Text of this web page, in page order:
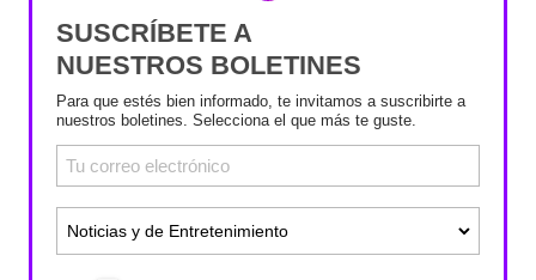
SUSCRÍBETE A
NUESTROS BOLETINES
Para que estés bien informado, te invitamos a suscribirte a
nuestros boletines. Selecciona el que más te guste.